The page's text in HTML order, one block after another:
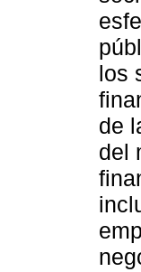
los
de
del